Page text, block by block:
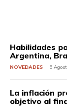
Habilidades
Argentina,
NOVEDADES 5
La inflación
objetivo al